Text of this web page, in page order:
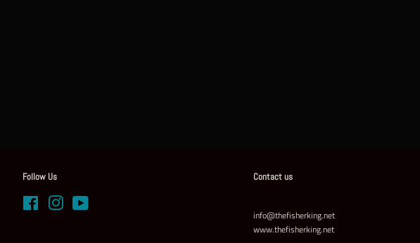
Follow Us
Facebook Instagram
Contact us
info@thefisherking.net
www.thefisherking.net